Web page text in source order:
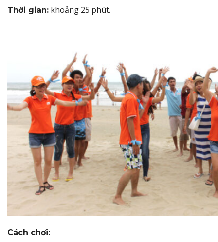
Thời gian: khoảng 25 phút.
Cách chơi: